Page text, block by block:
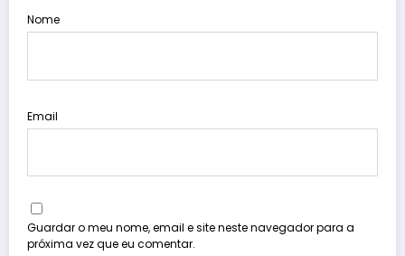
Nome
Email
Guardar o meu nome, email e site neste navegador para a
próxima vez que eu comentar.